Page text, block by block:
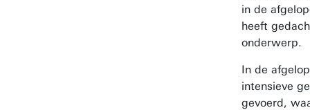
in de
heeft
onderwerp.
In de
intensieve
gevoerd,